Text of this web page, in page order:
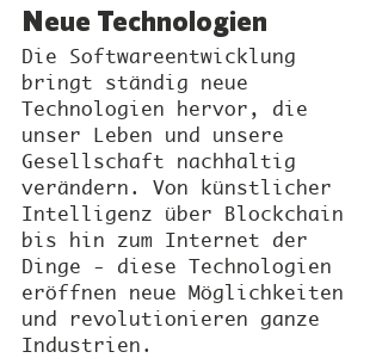
Neue Technologien
Die Softwareentwicklung
bringt ständig neue
Technologien hervor, die
unser Leben und unsere
Gesellschaft nachhaltig
verändern. Von künstlicher
Intelligenz über Blockchain
bis hin zum Internet der
Dinge - diese Technologien
eröffnen neue Möglichkeiten
und revolutionieren ganze
Industrien.